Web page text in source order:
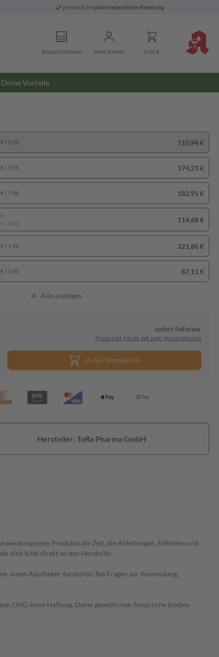
persönliche pharmazeutische Beratung
Rezept einlösen Mein Konto 0,00 €
Deine Vorteile
/ 1 St) 174,23 €
/ 1 St) 182,91 €
/ 1 St)
114,68 €
/ 1 St) 221,86 €
/ 1 St) 87,11 €
/ 1 St) 110,94 €
Alle anzeigen
sofort lieferbar
Preise inkl. MwSt. ggf. zzgl. Versandkosten
In den Warenkorb
Hersteller: ToRa Pharma GmbH
eines Produkts die Zeit, die Anleitungen, Etiketten und
dich bitte direkt an den Hersteller.
einen Apotheker darstellen. Bei Fragen zur Anwendung,
OHG keine Haftung. Deine gesetzlichen Ansprüche bleiben